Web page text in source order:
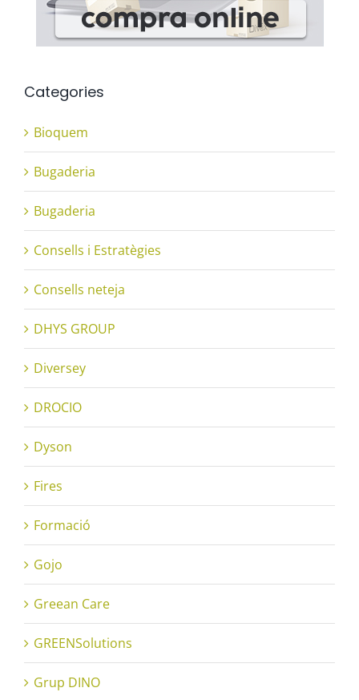
Categories
Bioquem
Bugaderia
Bugaderia
Consells i Estratègies
Consells neteja
DHYS GROUP
Diversey
DROCIO
Dyson
Fires
Formació
Gojo
Greean Care
GREENSolutions
Grup DINO